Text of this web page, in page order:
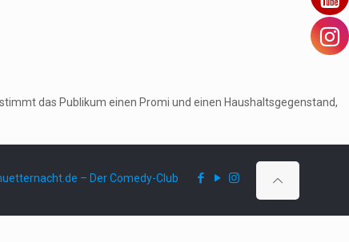
das Publikum einen Promi und einen Haushaltsgegenstand,
– Der Comedy-Club